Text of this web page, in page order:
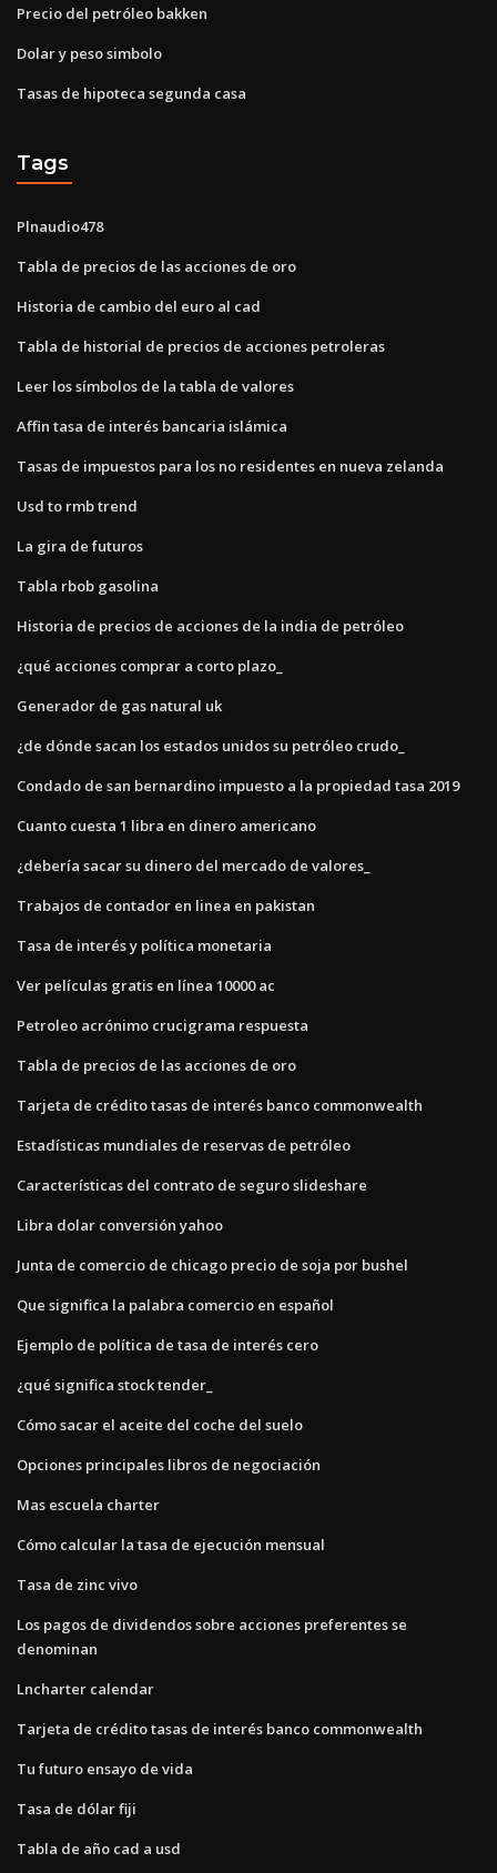
Precio del petróleo bakken
Dolar y peso simbolo
Tasas de hipoteca segunda casa
Tags
Plnaudio478
Tabla de precios de las acciones de oro
Historia de cambio del euro al cad
Tabla de historial de precios de acciones petroleras
Leer los símbolos de la tabla de valores
Affin tasa de interés bancaria islámica
Tasas de impuestos para los no residentes en nueva zelanda
Usd to rmb trend
La gira de futuros
Tabla rbob gasolina
Historia de precios de acciones de la india de petróleo
¿qué acciones comprar a corto plazo_
Generador de gas natural uk
¿de dónde sacan los estados unidos su petróleo crudo_
Condado de san bernardino impuesto a la propiedad tasa 2019
Cuanto cuesta 1 libra en dinero americano
¿debería sacar su dinero del mercado de valores_
Trabajos de contador en linea en pakistan
Tasa de interés y política monetaria
Ver películas gratis en línea 10000 ac
Petroleo acrónimo crucigrama respuesta
Tabla de precios de las acciones de oro
Tarjeta de crédito tasas de interés banco commonwealth
Estadísticas mundiales de reservas de petróleo
Características del contrato de seguro slideshare
Libra dolar conversión yahoo
Junta de comercio de chicago precio de soja por bushel
Que significa la palabra comercio en español
Ejemplo de política de tasa de interés cero
¿qué significa stock tender_
Cómo sacar el aceite del coche del suelo
Opciones principales libros de negociación
Mas escuela charter
Cómo calcular la tasa de ejecución mensual
Tasa de zinc vivo
Los pagos de dividendos sobre acciones preferentes se
denominan
Lncharter calendar
Tarjeta de crédito tasas de interés banco commonwealth
Tu futuro ensayo de vida
Tasa de dólar fiji
Tabla de año cad a usd